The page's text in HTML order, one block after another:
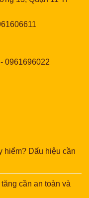
- 0961696022
hiểm? Dấu hiệu cần
cần an toàn và